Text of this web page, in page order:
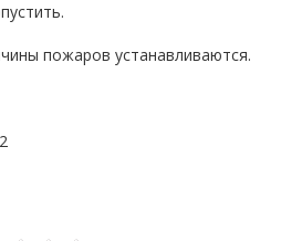
пожаров устанавливаются.